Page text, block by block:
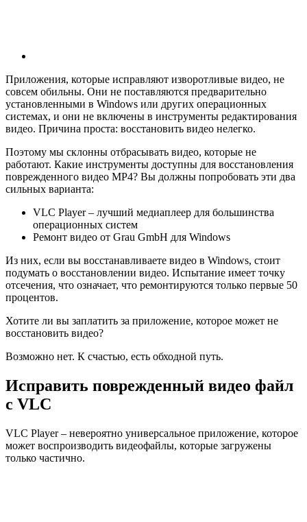
Приложения, которые исправляют изворотливые видео, не
совсем обильны. Они не поставляются предварительно
установленными в Windows или других операционных
системах, и они не включены в инструменты редактирования
видео. Причина проста: восстановить видео нелегко.
Поэтому мы склонны отбрасывать видео, которые не
работают. Какие инструменты доступны для восстановления
поврежденного видео MP4? Вы должны попробовать эти два
сильных варианта:
VLC Player – лучший медиаплеер для большинства
операционных систем
Ремонт видео от Grau GmbH для Windows
Из них, если вы восстанавливаете видео в Windows, стоит
подумать о восстановлении видео. Испытание имеет точку
отсечения, что означает, что ремонтируются только первые 50
процентов.
Хотите ли вы заплатить за приложение, которое может не
восстановить видео?
Возможно нет. К счастью, есть обходной путь.
Исправить поврежденный видео файл
с VLC
VLC Player – невероятно универсальное приложение, которое
может воспроизводить видеофайлы, которые загружены
только частично.